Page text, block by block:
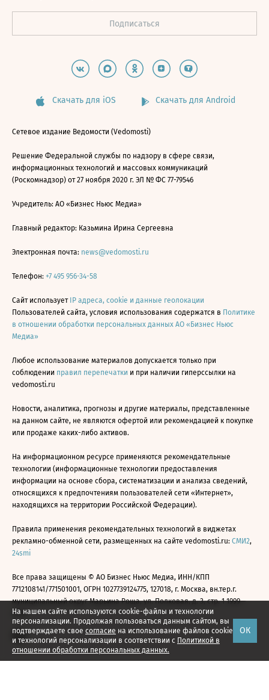
На нашем сайте используются cookie-файлы и технологии
персонализации. Продолжая пользоваться данным сайтом, вы
подтверждаете свое согласие на использование файлов cookie
и технологий персонализации в соответствии с Политикой в
отношении обработки персональных данных.
ОК
Скачать для iOS Скачать для Android
Сетевое издание Ведомости (Vedomosti)
Решение Федеральной службы по надзору в сфере связи,
информационных технологий и массовых коммуникаций
(Роскомнадзор) от 27 ноября 2020 г. ЭЛ № ФС 77-79546
Учредитель: АО «Бизнес Ньюс Медиа»
Главный редактор: Казьмина Ирина Сергеевна
Электронная почта: news@vedomosti.ru
Телефон: +7 495 956-34-58
Сайт использует IP адреса, cookie и данные геолокации
Пользователей сайта, условия использования содержатся в Политике
в отношении обработки персональных данных АО «Бизнес Ньюс
Медиа»
Любое использование материалов допускается только при
соблюдении правил перепечатки и при наличии гиперссылки на
vedomosti.ru
Новости, аналитика, прогнозы и другие материалы, представленные
на данном сайте, не являются офертой или рекомендацией к покупке
или продаже каких-либо активов.
На информационном ресурсе применяются рекомендательные
технологии (информационные технологии предоставления
информации на основе сбора, систематизации и анализа сведений,
относящихся к предпочтениям пользователей сети «Интернет»,
находящихся на территории Российской Федерации).
Правила применения рекомендательных технологий в виджетах
рекламно-обменной сети, размещенных на сайте vedomosti.ru: СМИ2,
24smi
Все права защищены © АО Бизнес Ньюс Медиа, ИНН/КПП
7712108141/771501001, ОГРН 1027739124775, 127018, г. Москва, вн.тер.г.
муниципальный округ Марьина Роща, ул. Полковая, д. 3, стр. 1 1999—
2026